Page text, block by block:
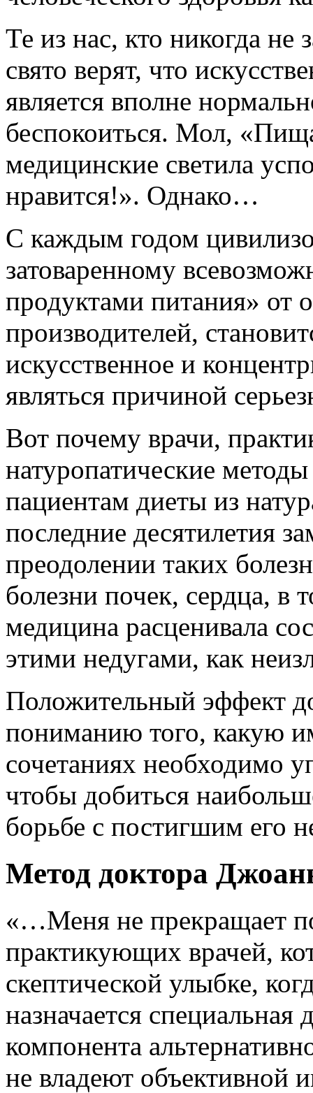
Те из нас, кто никогда
свято верят, что
является вполне
беспокоиться. Мол,
медицинские светила
нравится!». Однако…
С каждым годом
затоваренному
продуктами питания» от
производителей,
искусственное и
являться причиной
Вот почему врачи,
натуропатические
пациентам диеты из
последние десятилетия
преодолении таких
болезни почек, сердца, в
медицина расценивала
этими недугами, как
Положительный эффект
пониманию того, какую
сочетаниях необходимо
чтобы добиться
борьбе с постигшим его
Метод доктора
«…Меня не прекращает
практикующих врачей,
скептической улыбке,
назначается специальная
компонента
не владеют объективной